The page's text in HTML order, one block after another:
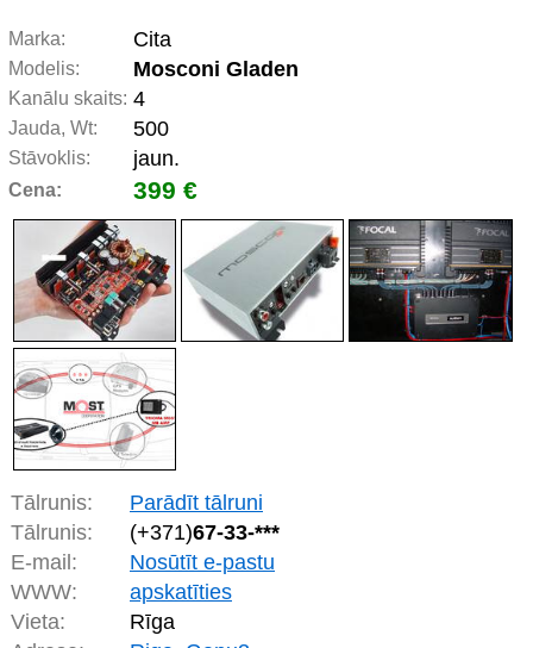
Marka: Cita
Modelis: Mosconi Gladen
Kanālu skaits: 4
Jauda, Wt: 500
Stāvoklis: jaun.
Cena: 399 €
Tālrunis:
Parādīt tālruni
Tālrunis:
(+371)67-33-***
E-mail:
Nosūtīt e-pastu
WWW:
apskatīties
Vieta:
Rīga